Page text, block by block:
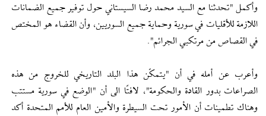
وأكمل "تحدثنا مع السيد محمد رضا السيستاني حول توفير جميع الضمانات
اللازمة للأقليات في سورية وحماية جميع السوريين، وأن القضاء هو المختص
في القصاص من مرتكبي الجرائم".
وأعرب عن أمله في أن "يتمكّن هذا البلد التاريخي للخروج من هذه
الصراعات بدور القادة والحكومة"، لافتًا الى أن "الوضع في سورية مستتب
وهناك تطمينات أن الأمور تحت السيطرة والأمين العام للأمم المتحدة أكد